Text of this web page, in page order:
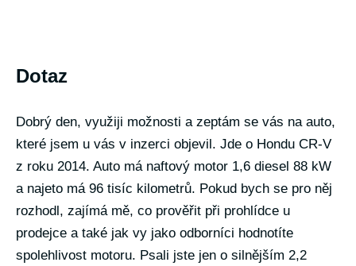
Dotaz
Dobrý den, využiji možnosti a zeptám se vás na auto,
které jsem u vás v inzerci objevil. Jde o Hondu CR-V
z roku 2014. Auto má naftový motor 1,6 diesel 88 kW
a najeto má 96 tisíc kilometrů. Pokud bych se pro něj
rozhodl, zajímá mě, co prověřit při prohlídce u
prodejce a také jak vy jako odborníci hodnotíte
spolehlivost motoru. Psali jste jen o silnějším 2,2